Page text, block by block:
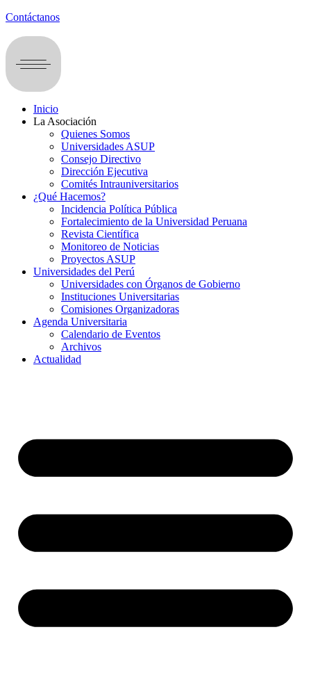
Contáctanos
Inicio
La Asociación
Quienes Somos
Universidades ASUP
Consejo Directivo
Dirección Ejecutiva
Comités Intrauniversitarios
¿Qué Hacemos?
Incidencia Política Pública
Fortalecimiento de la Universidad Peruana
Revista Científica
Monitoreo de Noticias
Proyectos ASUP
Universidades del Perú
Universidades con Órganos de Gobierno
Instituciones Universitarias
Comisiones Organizadoras
Agenda Universitaria
Calendario de Eventos
Archivos
Actualidad